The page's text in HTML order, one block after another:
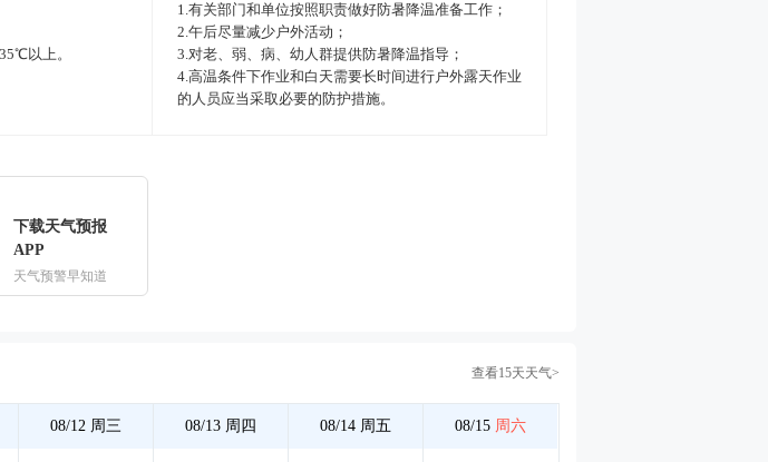
以上。
1.有关部门和单位按照职责做好防暑降温准备工作；
2.午后尽量减少户外活动；
3.对老、弱、病、幼人群提供防暑降温指导；
4.高温条件下作业和白天需要长时间进行户外露天作业
的人员应当采取必要的防护措施。
下载天气预报
APP
天气预警早知道
查看15天天气>
08/12 周三 08/13 周四 08/14 周五 08/15 周六